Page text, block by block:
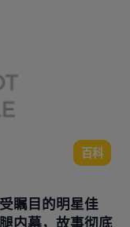
百科
瞩目的明星佳
内幕，故事彻底